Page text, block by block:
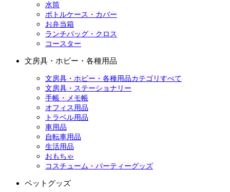
水筒
ボトルケース・カバー
お弁当箱
ランチバッグ・クロス
コースター
文房具・ホビー・各種用品
文房具・ホビー・各種用品カテゴリすべて
文房具・ステーショナリー
手帳・メモ帳
オフィス用品
トラベル用品
車用品
自転車用品
生活用品
おもちゃ
コスチューム・パーティーグッズ
ペットグッズ